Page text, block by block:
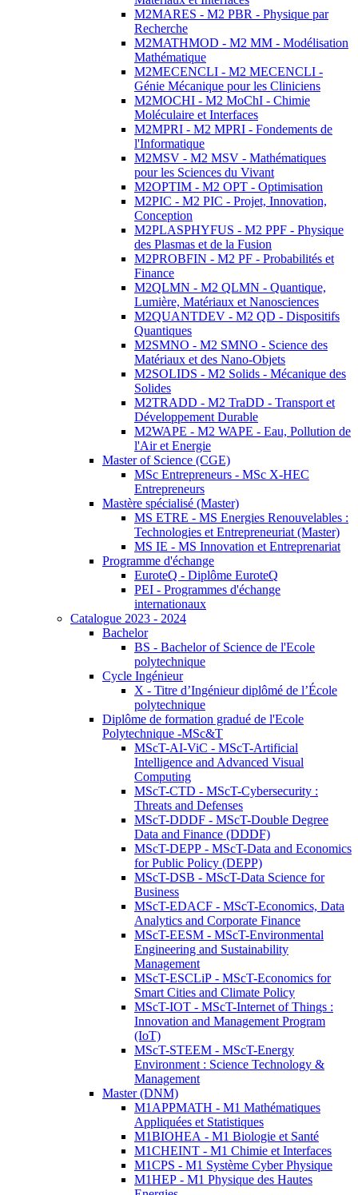
M2MARES - M2 PBR - Physique par
Recherche
M2MATHMOD - M2 MM - Modélisation
Mathématique
M2MECENCLI - M2 MECENCLI -
Génie Mécanique pour les Cliniciens
M2MOCHI - M2 MoChI - Chimie
Moléculaire et Interfaces
M2MPRI - M2 MPRI - Fondements de
l'Informatique
M2MSV - M2 MSV - Mathématiques
pour les Sciences du Vivant
M2OPTIM - M2 OPT - Optimisation
M2PIC - M2 PIC - Projet, Innovation,
Conception
M2PLASPHYFUS - M2 PPF - Physique
des Plasmas et de la Fusion
M2PROBFIN - M2 PF - Probabilités et
Finance
M2QLMN - M2 QLMN - Quantique,
Lumière, Matériaux et Nanosciences
M2QUANTDEV - M2 QD - Dispositifs
Quantiques
M2SMNO - M2 SMNO - Science des
Matériaux et des Nano-Objets
M2SOLIDS - M2 Solids - Mécanique des
Solides
M2TRADD - M2 TraDD - Transport et
Développement Durable
M2WAPE - M2 WAPE - Eau, Pollution de
l'Air et Energie
Master of Science (CGE)
MSc Entrepreneurs - MSc X-HEC
Entrepreneurs
Mastère spécialisé (Master)
MS ETRE - MS Energies Renouvelables :
Technologies et Entrepreneuriat (Master)
MS IE - MS Innovation et Entreprenariat
Programme d'échange
EuroteQ - Diplôme EuroteQ
PEI - Programmes d'échange
internationaux
Catalogue 2023 - 2024
Bachelor
BS - Bachelor of Science de l'Ecole
polytechnique
Cycle Ingénieur
X - Titre d’Ingénieur diplômé de l’École
polytechnique
Diplôme de formation gradué de l'Ecole
Polytechnique -MSc&T
MScT-AI-ViC - MScT-Artificial
Intelligence and Advanced Visual
Computing
MScT-CTD - MScT-Cybersecurity :
Threats and Defenses
MScT-DDDF - MScT-Double Degree
Data and Finance (DDDF)
MScT-DEPP - MScT-Data and Economics
for Public Policy (DEPP)
MScT-DSB - MScT-Data Science for
Business
MScT-EDACF - MScT-Economics, Data
Analytics and Corporate Finance
MScT-EESM - MScT-Environmental
Engineering and Sustainability
Management
MScT-ESCLiP - MScT-Economics for
Smart Cities and Climate Policy
MScT-IOT - MScT-Internet of Things :
Innovation and Management Program
(IoT)
MScT-STEEM - MScT-Energy
Environment : Science Technology &
Management
Master (DNM)
M1APPMATH - M1 Mathématiques
Appliquées et Statistiques
M1BIOHEA - M1 Biologie et Santé
M1CHEINT - M1 Chimie et Interfaces
M1CPS - M1 Système Cyber Physique
M1HEP - M1 Physique des Hautes